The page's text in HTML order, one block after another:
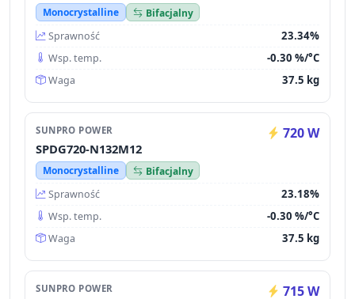
Monocrystalline
Bifacjalny
Sprawność
23.34%
Wsp. temp. -0.30 %/°C
Waga 37.5 kg
SUNPRO POWER 720 W
SPDG720-N132M12
Monocrystalline
Bifacjalny
Sprawność
23.18%
Wsp. temp. -0.30 %/°C
Waga 37.5 kg
SUNPRO POWER 715 W